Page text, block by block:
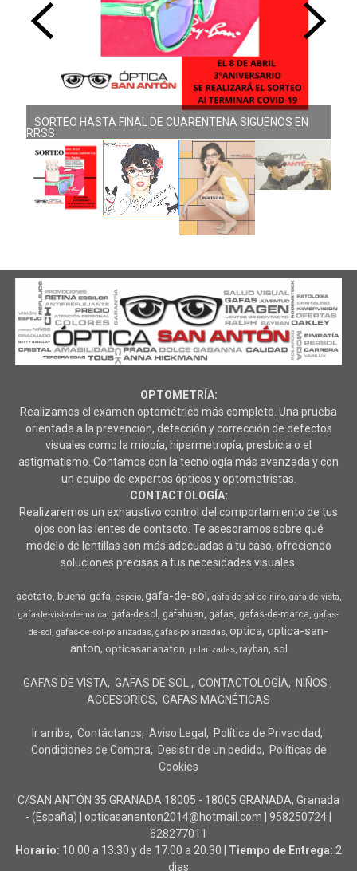
SORTEO HASTA FINAL DE CUARENTENA SIGUENOS EN
RRSS
NUEVA COLECCIÓN DOLORES PROMESAS
OPTOMETRÍA:
Realizamos el examen optométrico más completo. Una prueba
orientada a la prevención, detección y corrección de defectos
visuales como la miopía, hipermetropía, presbicia o el
astigmatismo. Contamos con la tecnología más avanzada y con
un equipo de expertos ópticos y optometristas.
CONTACTOLOGÍA:
Realizaremos un exhaustivo control del comportamiento de tus
ojos con las lentes de contacto. Te asesoramos sobre qué
modelo de lentillas son más adecuadas a tu caso, ofreciendo
soluciones precisas a tus necesidades visuales.
acetato buena-gafa espejo gafa-de-sol gafa-de-sol-de-nino gafa-de-vista
gafa-de-vista-de-marca gafa-desol gafabuen gafas gafas-de-marca gafas-
de-sol gafas-de-sol-polarizadas gafas-polarizadas optica optica-san-
anton opticasananaton polarizadas rayban sol
GAFAS DE VISTA GAFAS DE SOL CONTACTOLOGÍA
NIÑOS
ACCESORIOS
GAFAS MAGNÉTICAS
Ir arriba Contáctanos Aviso Legal
Política de Privacidad
Condiciones de Compra
Desistir de un pedido
Políticas de
Cookies
C/SAN ANTÓN 35 GRANADA 18005 - 18005 GRANADA, Granada
- (España) | opticasananton2014@hotmail.com | 958250724
628277011
Horario: 10.00 a 13.30 y de 17.00 a 20.30 | Tiempo de Entrega: 2
dias